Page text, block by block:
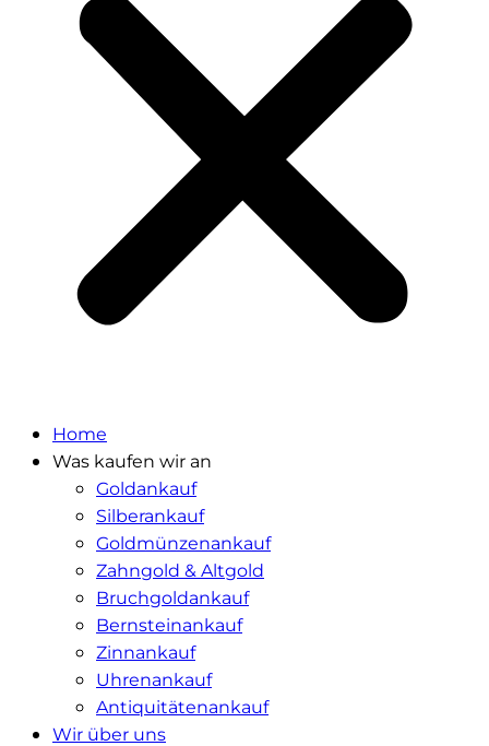
Home
Was kaufen wir an
Goldankauf
Silberankauf
Goldmünzenankauf
Zahngold & Altgold
Bruchgoldankauf
Bernsteinankauf
Zinnankauf
Uhrenankauf
Antiquitätenankauf
Wir über uns